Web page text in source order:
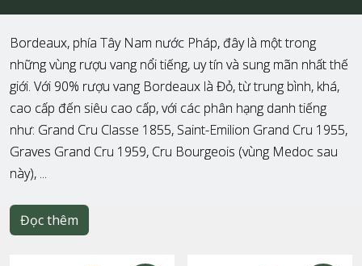
Bordeaux, phía Tây Nam nước Pháp, đây là một trong
những vùng rượu vang nổi tiếng, uy tín và sung mãn nhất thế
giới. Với 90% rượu vang Bordeaux là Đỏ, từ trung bình, khá,
cao cấp đến siêu cao cấp, với các phân hạng danh tiếng
như: Grand Cru Classe 1855, Saint-Emilion Grand Cru 1955,
Graves Grand Cru 1959, Cru Bourgeois (vùng Medoc sau
này), ...
Đọc thêm